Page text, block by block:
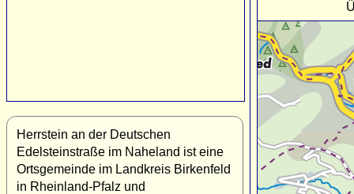
Herrstein an der Deutschen
Edelsteinstraße im Naheland ist eine
Ortsgemeinde im Landkreis Birkenfeld
in Rheinland-Pfalz und